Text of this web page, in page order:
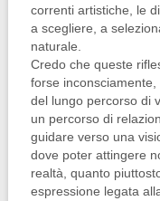
correnti artistiche, le
a scegliere, a
naturale.
Credo che queste
forse
del lungo percorso di
un percorso di
guidare verso una
dove poter attingere
realtà, quanto
espressione legata